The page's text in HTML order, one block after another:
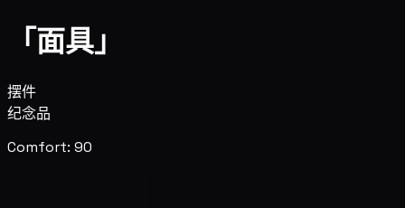
「面具」
摆件
纪念品
Comfort: 90